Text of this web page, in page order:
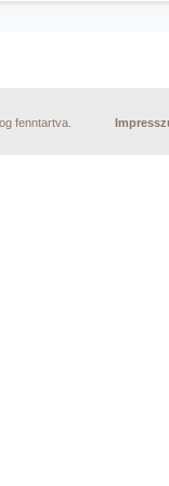
fenntartva.